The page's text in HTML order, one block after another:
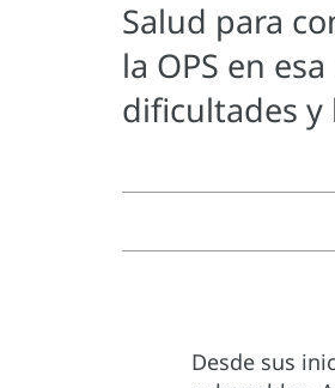
Salud para
la OPS en
dificultades y
Desde sus